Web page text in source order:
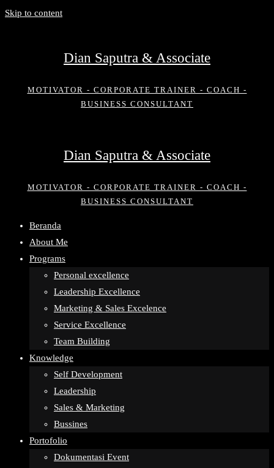
Skip to content
Dian Saputra & Associate
MOTIVATOR - CORPORATE TRAINER - COACH -
BUSINESS CONSULTANT
Dian Saputra & Associate
MOTIVATOR - CORPORATE TRAINER - COACH -
BUSINESS CONSULTANT
Beranda
About Me
Programs
Personal excellence
Leadership Excellence
Marketing & Sales Excelence
Service Excellence
Team Building
Knowledge
Self Development
Leadership
Sales & Marketing
Bussines
Portofolio
Dokumentasi Event